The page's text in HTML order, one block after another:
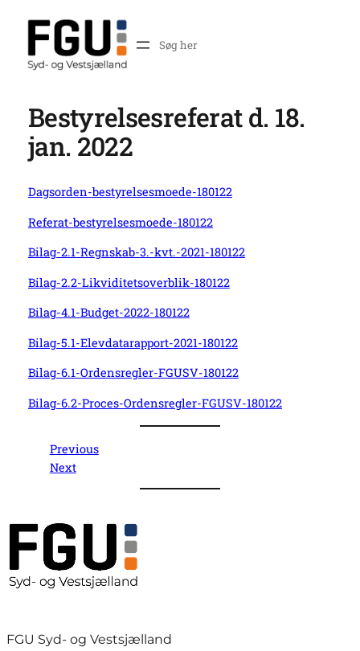
content
Search
Bestyrelsesreferat d. 18.
jan. 2022
Dagsorden-bestyrelsesmoede-180122
Referat-bestyrelsesmoede-180122
Bilag-2.1-Regnskab-3.-kvt.-2021-180122
Bilag-2.2-Likviditetsoverblik-180122
Bilag-4.1-Budget-2022-180122
Bilag-5.1-Elevdatarapport-2021-180122
Bilag-6.1-Ordensregler-FGUSV-180122
Bilag-6.2-Proces-Ordensregler-FGUSV-180122
Previous
Next
FGU Syd- og Vestsjælland